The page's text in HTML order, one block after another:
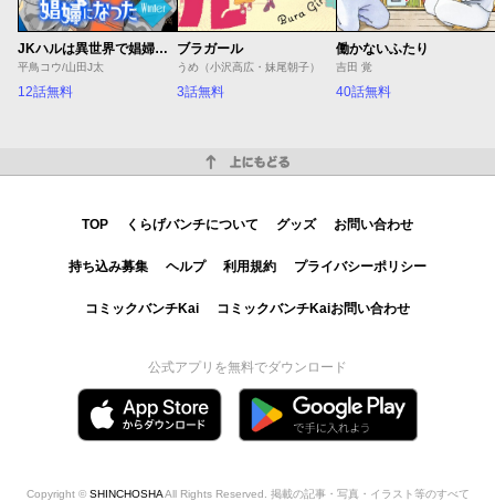
JKハルは異世界で娼婦になった Winter
平鳥コウ/山田J太
12話無料
ブラガール
うめ（小沢高広・妹尾朝子）
3話無料
働かないふたり
吉田 覚
40話無料
TOP くらげバンチについて グッズ お問い合わせ
持ち込み募集 ヘルプ 利用規約 プライバシーポリシー
コミックバンチKai コミックバンチKaiお問い合わせ
公式アプリを無料でダウンロード
Copyright © SHINCHOSHAAll Rights Reserved. 掲載の記事・写真・イラスト等のすべて